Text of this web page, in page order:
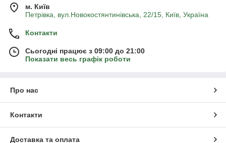
м. Київ
Петрівка, вул.Новокостянтинівська, 22/15, Київ, Україна
Контакти
Сьогодні працює з 09:00 до 21:00
Показати весь графік роботи
Про нас
Контакти
Доставка та оплата